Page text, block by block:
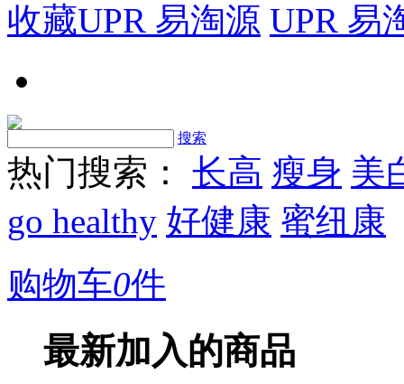
收藏UPR 易淘源 UPR 易
搜索
热门搜索： 长高 瘦身 美
go healthy 好健康 蜜纽康
购物车0件
最新加入的商品